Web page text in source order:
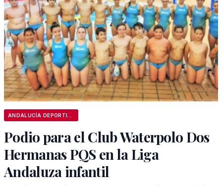
Podio para el Club Waterpolo Dos
Hermanas PQS en la Liga
Andaluza infantil